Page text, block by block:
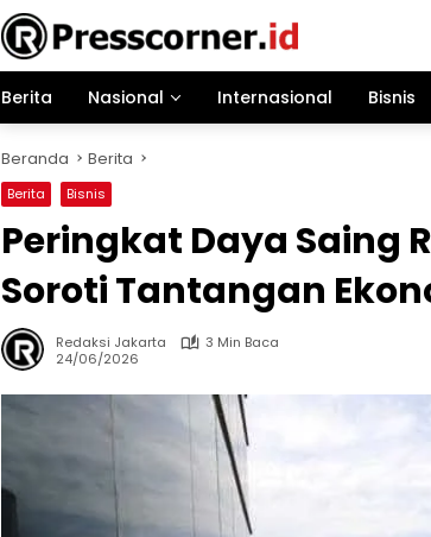
Berita Nasional Internasional Bisnis
Beranda Berita
Berita Bisnis
Peringkat Daya Saing
Soroti Tantangan
Redaksi Jakarta
3 Min Baca
24/06/2026